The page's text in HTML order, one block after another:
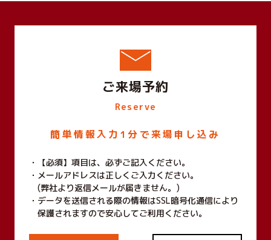
ご来場予約
Reserve
簡単情報入力1分で来場申し込み
【必須】項目は、必ずご記入ください。
メールアドレスは正しくご入力ください。
(弊社より返信メールが届きません。)
データを送信される際の情報はSSL暗号化通信により
保護されますので安心してご利用ください。